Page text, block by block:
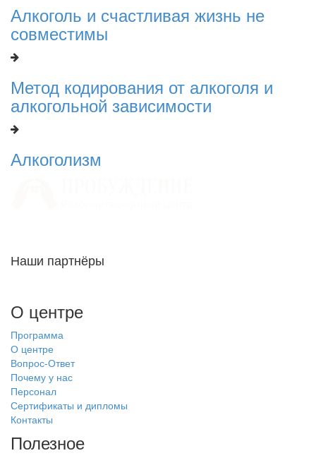
Алкоголь и счастливая жизнь не
совместимы
Метод кодирования от алкоголя и
алкогольной зависимости
Алкоголизм
Наши партнёры
О центре
Программа
О центре
Вопрос-Ответ
Почему у нас
Персонал
Сертификаты и дипломы
Контакты
Полезное